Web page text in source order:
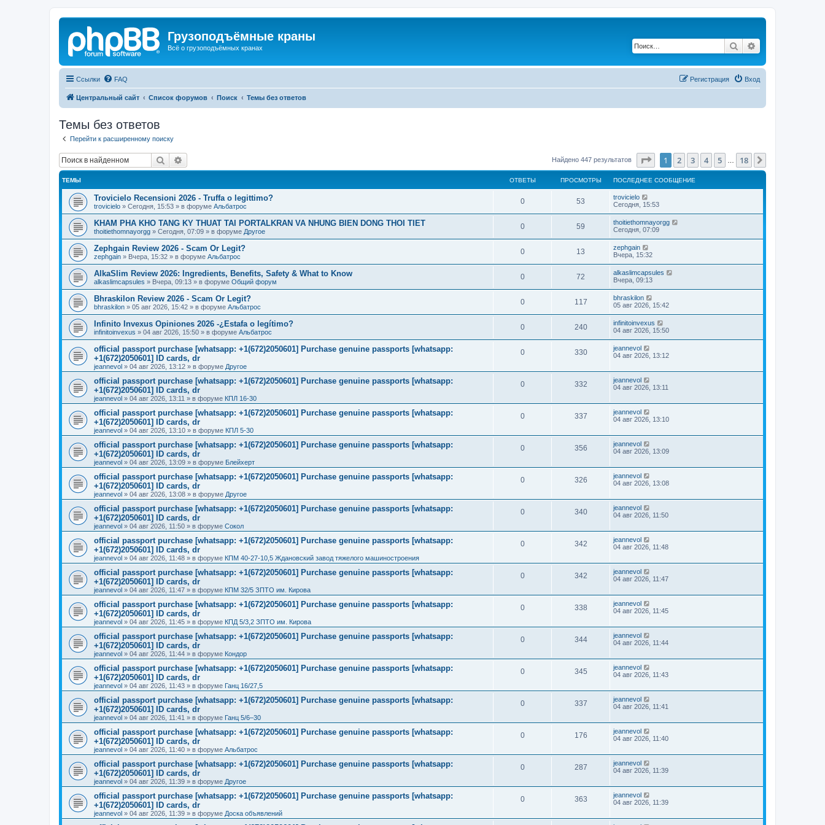
Грузоподъёмные краны
Всё о грузоподъёмных кранах Поиск
Ссылки FAQ Вход
Регистрация
Центральный сайт Список форумов Поиск Темы без ответов
Темы без ответов
Перейти к расширенному поиску
Поиск Найдено 447 результатов Страница1 из 18
1 2 3 4 5 18
ТЕМЫ ОТВЕТЫ ПРОСМОТРЫ ПОСЛЕДНЕЕ СООБЩЕНИЕ
Trovicielo Recensioni 2026 - Truffa o legittimo?
trovicielo » Сегодня, 15:53 » в форуме Альбатрос
0 53
trovicielo
Сегодня, 15:53
KHAM PHA KHO TANG KY THUAT TAI PORTALKRAN VA NHUNG BIEN DONG THOI TIET
thoitiethomnayorgg » Сегодня, 07:09 » в форуме Другое
0 59
thoitiethomnayorgg
Сегодня, 07:09
Zephgain Review 2026 - Scam Or Legit?
zephgain » Вчера, 15:32 » в форуме Альбатрос
0 13
zephgain
Вчера, 15:32
AlkaSlim Review 2026: Ingredients, Benefits, Safety & What to Know
alkaslimcapsules » Вчера, 09:13 » в форуме Общий форум
0 72
alkaslimcapsules
Вчера, 09:13
Bhraskilon Review 2026 - Scam Or Legit?
bhraskilon » 05 авг 2026, 15:42 » в форуме Альбатрос
0 117
bhraskilon
05 авг 2026, 15:42
Infinito Invexus Opiniones 2026 -¿Estafa o legítimo?
infinitoinvexus » 04 авг 2026, 15:50 » в форуме Альбатрос
0 240
infinitoinvexus
04 авг 2026, 15:50
official passport purchase [whatsapp: +1(672)2050601] Purchase genuine passports [whatsapp:
+1(672)2050601] ID cards, dr
jeannevol » 04 авг 2026, 13:12 » в форуме Другое
0 330
jeannevol
04 авг 2026, 13:12
official passport purchase [whatsapp: +1(672)2050601] Purchase genuine passports [whatsapp:
+1(672)2050601] ID cards, dr
jeannevol » 04 авг 2026, 13:11 » в форуме КПЛ 16-30
0 332
jeannevol
04 авг 2026, 13:11
official passport purchase [whatsapp: +1(672)2050601] Purchase genuine passports [whatsapp:
+1(672)2050601] ID cards, dr
jeannevol » 04 авг 2026, 13:10 » в форуме КПЛ 5-30
0 337
jeannevol
04 авг 2026, 13:10
official passport purchase [whatsapp: +1(672)2050601] Purchase genuine passports [whatsapp:
+1(672)2050601] ID cards, dr
jeannevol » 04 авг 2026, 13:09 » в форуме Блейхерт
0 356
jeannevol
04 авг 2026, 13:09
official passport purchase [whatsapp: +1(672)2050601] Purchase genuine passports [whatsapp:
+1(672)2050601] ID cards, dr
jeannevol » 04 авг 2026, 13:08 » в форуме Другое
0 326
jeannevol
04 авг 2026, 13:08
official passport purchase [whatsapp: +1(672)2050601] Purchase genuine passports [whatsapp:
+1(672)2050601] ID cards, dr
jeannevol » 04 авг 2026, 11:50 » в форуме Сокол
0 340
jeannevol
04 авг 2026, 11:50
official passport purchase [whatsapp: +1(672)2050601] Purchase genuine passports [whatsapp:
+1(672)2050601] ID cards, dr
jeannevol » 04 авг 2026, 11:48 » в форуме КПМ 40-27-10,5 Ждановский завод тяжелого машиностроения
0 342
jeannevol
04 авг 2026, 11:48
official passport purchase [whatsapp: +1(672)2050601] Purchase genuine passports [whatsapp:
+1(672)2050601] ID cards, dr
jeannevol » 04 авг 2026, 11:47 » в форуме КПМ 32/5 ЗПТО им. Кирова
0 342
jeannevol
04 авг 2026, 11:47
official passport purchase [whatsapp: +1(672)2050601] Purchase genuine passports [whatsapp:
+1(672)2050601] ID cards, dr
jeannevol » 04 авг 2026, 11:45 » в форуме КПД 5/3,2 ЗПТО им. Кирова
0 338
jeannevol
04 авг 2026, 11:45
official passport purchase [whatsapp: +1(672)2050601] Purchase genuine passports [whatsapp:
+1(672)2050601] ID cards, dr
jeannevol » 04 авг 2026, 11:44 » в форуме Кондор
0 344
jeannevol
04 авг 2026, 11:44
official passport purchase [whatsapp: +1(672)2050601] Purchase genuine passports [whatsapp:
+1(672)2050601] ID cards, dr
jeannevol » 04 авг 2026, 11:43 » в форуме Ганц 16/27,5
0 345
jeannevol
04 авг 2026, 11:43
official passport purchase [whatsapp: +1(672)2050601] Purchase genuine passports [whatsapp:
+1(672)2050601] ID cards, dr
jeannevol » 04 авг 2026, 11:41 » в форуме Ганц 5/6–30
0 337
jeannevol
04 авг 2026, 11:41
official passport purchase [whatsapp: +1(672)2050601] Purchase genuine passports [whatsapp:
+1(672)2050601] ID cards, dr
jeannevol » 04 авг 2026, 11:40 » в форуме Альбатрос
0 176
jeannevol
04 авг 2026, 11:40
official passport purchase [whatsapp: +1(672)2050601] Purchase genuine passports [whatsapp:
+1(672)2050601] ID cards, dr
jeannevol » 04 авг 2026, 11:39 » в форуме Другое
0 287
jeannevol
04 авг 2026, 11:39
official passport purchase [whatsapp: +1(672)2050601] Purchase genuine passports [whatsapp:
+1(672)2050601] ID cards, dr
jeannevol » 04 авг 2026, 11:39 » в форуме Доска объявлений
0 363
jeannevol
04 авг 2026, 11:39